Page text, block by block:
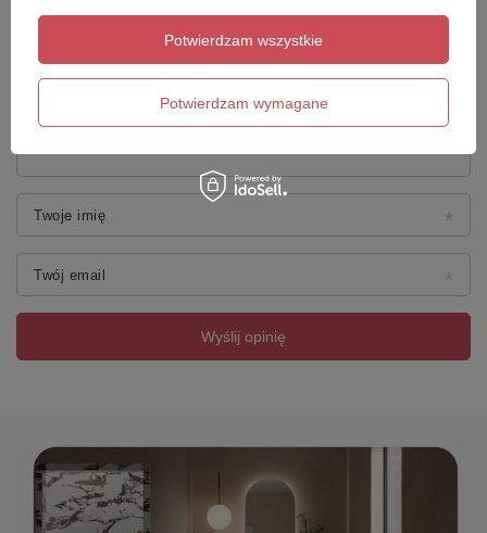
Dodaj własne zdjęcie produktu:
Twoje imię
Twój email
Wyślij opinię
Potwierdzam wymagane
Potwierdzam wszystkie